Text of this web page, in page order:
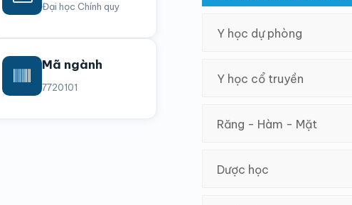
Đại học Chính quy
Mã ngành
7720101
Y học dự phòng
Y học cổ truyền
Răng - Hàm - Mặt
Dược học